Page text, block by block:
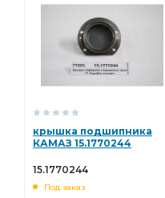
крышка подшипника
КАМАЗ 15.1770244
15.1770244
Под заказ